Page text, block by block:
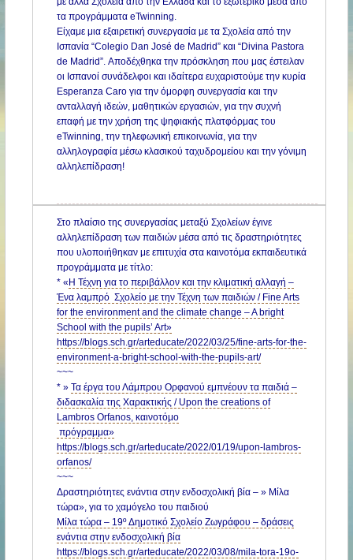
τα προγράμματα eTwinning.
Είχαμε μια εξαιρετική συνεργασία με τα Σχολεία από την
Ισπανία “Colegio Dan José de Madrid” και “Divina Pastora
de Madrid”. Αποδέχθηκα την πρόσκληση που μας έστειλαν
οι Ισπανοί συνάδελφοι και ιδαίτερα ευχαριστούμε την κυρία
Esperanza Caro για την όμορφη συνεργασία και την
ανταλλαγή ιδεών, μαθητικών εργασιών, για την συχνή
επαφή με την χρήση της ψηφιακής πλατφόρμας του
eTwinning, την τηλεφωνική επικοινωνία, για την
αλληλογραφία μέσω κλασικού ταχυδρομείου και την γόνιμη
αλληλεπίδραση!
Στο πλαίσιο της συνεργασίας μεταξύ Σχολείων έγινε
αλληλεπίδραση των παιδιών μέσα από τις δραστηριότητες
που υλοποιήθηκαν με επιτυχία στα καινοτόμα εκπαιδευτικά
προγράμματα με τίτλο:
* «Η Τέχνη για το περιβάλλον και την κλιματική αλλαγή –
Ένα λαμπρό Σχολείο με την Τέχνη των παιδιών / Fine Arts
for the environment and the climate change – A bright
School with the pupils’ Art»
https://blogs.sch.gr/arteducate/2022/03/25/fine-arts-for-the-
environment-a-bright-school-with-the-pupils-art/
~~~
* »Τα έργα του Λάμπρου Ορφανού εμπνέουν τα παιδιά –
διδασκαλία της Χαρακτικής / Upon the creations of
Lambros Orfanos, καινοτόμο
πρόγραμμα»
https://blogs.sch.gr/arteducate/2022/01/19/upon-lambros-
orfanos/
~~~
Δραστηριότητες ενάντια στην ενδοσχολική βία – » Μίλα
τώρα», για το χαμόγελο του παιδιού
Μίλα τώρα – 19º Δημοτικό Σχολείο Ζωγράφου – δράσεις
ενάντια στην ενδοσχολική βία
https://blogs.sch.gr/arteducate/2022/03/08/mila-tora-19o-